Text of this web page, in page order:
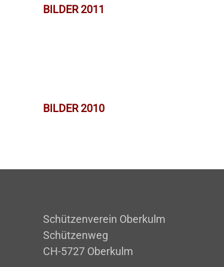
BILDER 2011
BILDER 2010
Schützenverein Oberkulm
Schützenweg
CH-5727 Oberkulm